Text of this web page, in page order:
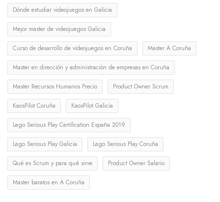
Dónde estudiar videojuegos en Galicia
Mejor master de videojuegos Galicia
Curso de desarrollo de videojuegos en Coruña Master A Coruña
Master en dirección y administración de empresas en Coruña
Master Recursos Humanos Precio Product Owner Scrum
KaosPilot Coruña KaosPilot Galicia
Lego Serious Play Certification España 2019
Lego Serious Play Galicia Lego Serious Play Coruña
Qué es Scrum y para qué sirve Product Owner Salario
Master baratos en A Coruña